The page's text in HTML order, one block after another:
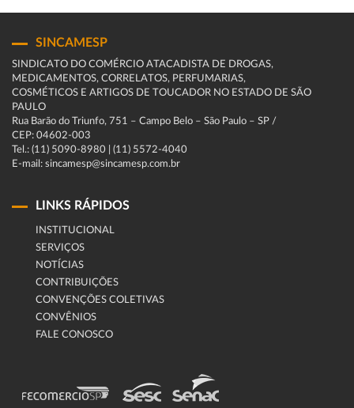
SINCAMESP
SINDICATO DO COMÉRCIO ATACADISTA DE DROGAS,
MEDICAMENTOS, CORRELATOS, PERFUMARIAS,
COSMÉTICOS E ARTIGOS DE TOUCADOR NO ESTADO DE SÃO
PAULO
Rua Barão do Triunfo, 751 – Campo Belo – São Paulo – SP /
CEP: 04602-003
Tel.: (11) 5090-8980 | (11) 5572-4040
E-mail: sincamesp@sincamesp.com.br
LINKS RÁPIDOS
INSTITUCIONAL
SERVIÇOS
NOTÍCIAS
CONTRIBUIÇÕES
CONVENÇÕES COLETIVAS
CONVÊNIOS
FALE CONOSCO